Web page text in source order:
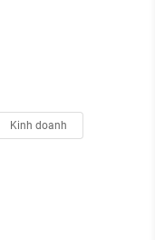
Kinh doanh